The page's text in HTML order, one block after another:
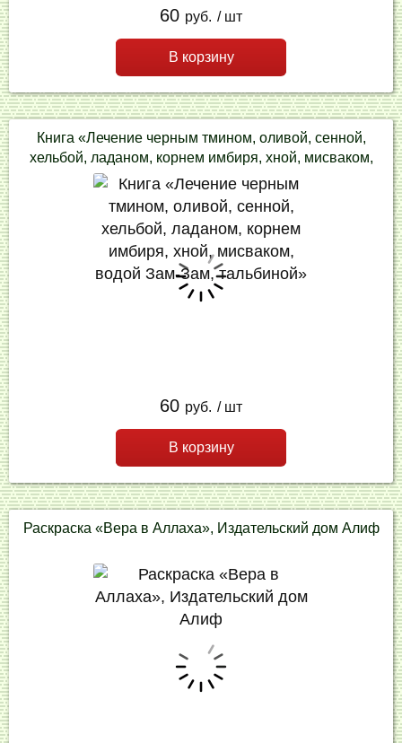
60 руб. / шт
В корзину
Книга «Лечение черным тмином, оливой, сенной,
хельбой, ладаном, корнем имбиря, хной, мисваком,
водой Зам-Зам, тальбиной»
60 руб. / шт
В корзину
Раскраска «Вера в Аллаха», Издательский дом Алиф